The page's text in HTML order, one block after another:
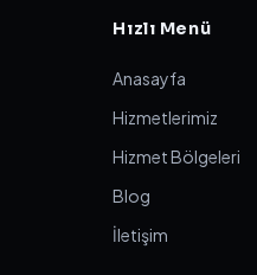
Hızlı Menü
Anasayfa
Hizmetlerimiz
Hizmet Bölgeleri
Blog
İletişim